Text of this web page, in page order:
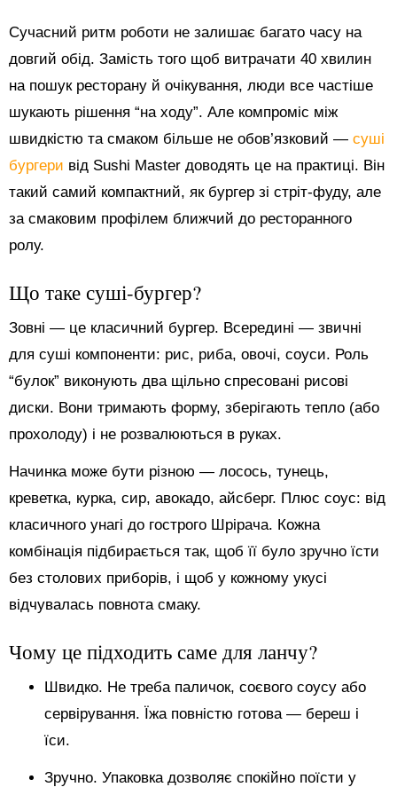
Сучасний ритм роботи не залишає багато часу на
довгий обід. Замість того щоб витрачати 40 хвилин
на пошук ресторану й очікування, люди все частіше
шукають рішення “на ходу”. Але компроміс між
швидкістю та смаком більше не обов’язковий — суші
бургери від Sushi Master доводять це на практиці. Він
такий самий компактний, як бургер зі стріт-фуду, але
за смаковим профілем ближчий до ресторанного
ролу.
Що таке суші-бургер?
Зовні — це класичний бургер. Всередині — звичні
для суші компоненти: рис, риба, овочі, соуси. Роль
“булок” виконують два щільно спресовані рисові
диски. Вони тримають форму, зберігають тепло (або
прохолоду) і не розвалюються в руках.
Начинка може бути різною — лосось, тунець,
креветка, курка, сир, авокадо, айсберг. Плюс соус: від
класичного унагі до гострого Шрірача. Кожна
комбінація підбирається так, щоб її було зручно їсти
без столових приборів, і щоб у кожному укусі
відчувалась повнота смаку.
Чому це підходить саме для ланчу?
Швидко. Не треба паличок, соєвого соусу або
сервірування. Їжа повністю готова — береш і
їси.
Зручно. Упаковка дозволяє спокійно поїсти у